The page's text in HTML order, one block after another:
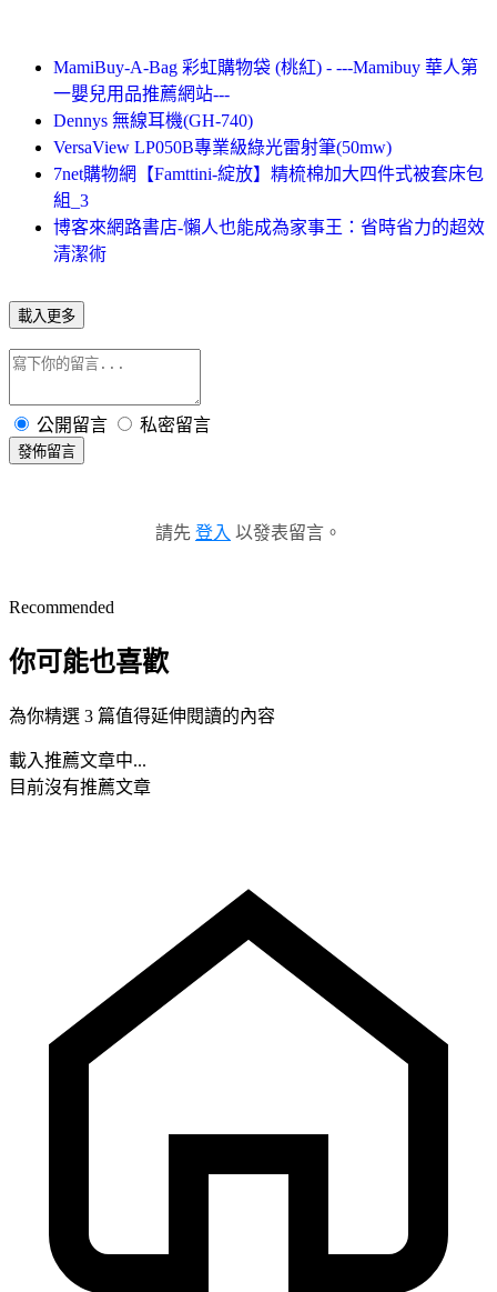
MamiBuy-A-Bag 彩虹購物袋 (桃紅) - ---Mamibuy 華人第
一嬰兒用品推薦網站---
Dennys 無線耳機(GH-740)
VersaView LP050B專業級綠光雷射筆(50mw)
7net購物網【Famttini-綻放】精梳棉加大四件式被套床包
組_3
博客來網路書店-懶人也能成為家事王：省時省力的超效
清潔術
載入更多
公開留言 私密留言
發佈留言
請先 登入 以發表留言。
Recommended
你可能也喜歡
為你精選 3 篇值得延伸閱讀的內容
載入推薦文章中...
目前沒有推薦文章